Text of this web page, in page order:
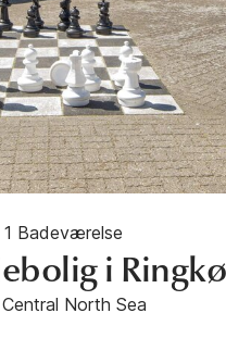
1 Badeværelse
i
North Sea